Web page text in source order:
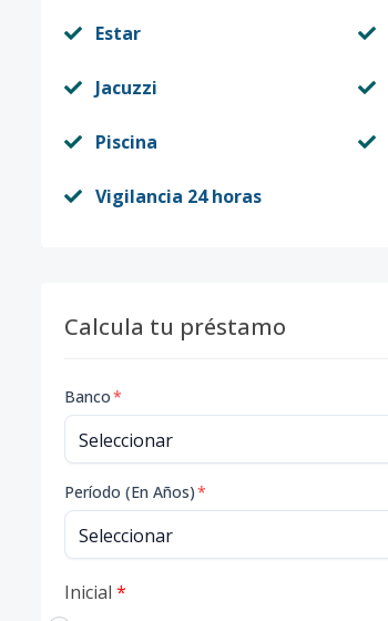
Estar
Jacuzzi
Piscina
Vigilancia 24 horas
Calcula tu préstamo
Banco*
Período (En Años)*
Inicial *